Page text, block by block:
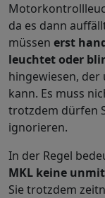
da es dann
müssen erst
leuchtet oder
hingewiesen, der
kann. Es muss
trotzdem dürfen
ignorieren.
In der Regel
MKL keine
Sie trotzdem